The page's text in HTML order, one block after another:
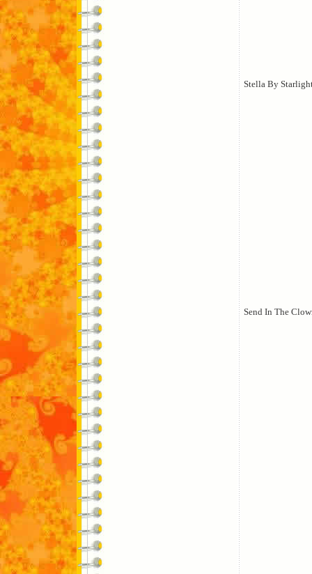
Stella By
Send In The